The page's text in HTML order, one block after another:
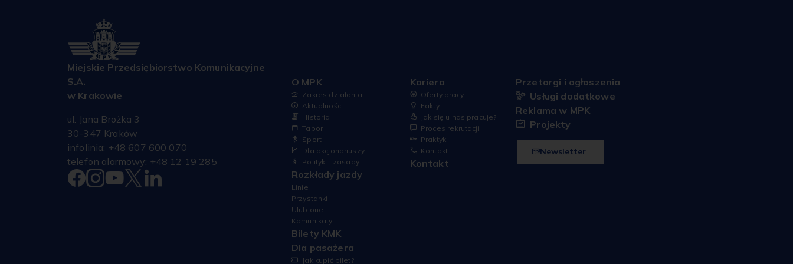
będą kursować w godzinach od ok.
18.00 do ok. 23.00.
Miejskie Przedsiębiorstwo Komunikacyjne
S.A.
w Krakowie
ul. Jana Brożka 3
30-347 Kraków
infolinia: +48 607 600 070
telefon alarmowy: +48 12 19 285
O MPK
Zakres działania
Aktualności
Historia
Tabor
Sport
Dla akcjonariuszy
Polityki i zasady
Rozkłady jazdy
Linie
Przystanki
Ulubione
Komunikaty
Bilety KMK
Dla pasażera
Jak kupić bilet?
Kariera
Oferty pracy
Fakty
Jak się u nas pracuje?
Proces rekrutacji
Praktyki
Kontakt
Kontakt
Przetargi i ogłoszenia
Usługi dodatkowe
Reklama w MPK
Projekty
Newsletter